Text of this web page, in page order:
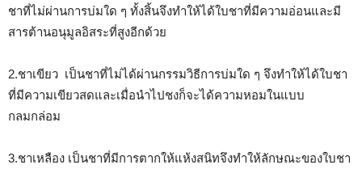
ชาที่ไม่ผ่านการบ่มใด ๆ ทั้งสิ้นจึงทำให้ได้ใบชาที่มีความอ่อนและมี
สารต้านอนุมูลอิสระที่สูงอีกด้วย
2.ชาเขียว เป็นชาที่ไม่ได้ผ่านกรรมวิธีการบ่มใด ๆ จึงทำให้ได้ใบชา
ที่มีความเขียวสดและเมื่อนำไปชงก็จะได้ความหอมในแบบ
กลมกล่อม
3.ชาเหลือง เป็นชาที่มีการตากให้แห้งสนิทจึงทำให้ลักษณะของใบชา